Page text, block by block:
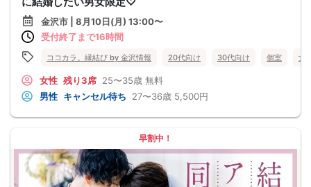
金沢市 | 8月10日(月) 13:00〜
受付終了まで16時間
ココカラ。縁結び by 金沢情報 20代向け 30代向け 個室 女
女性 残り3席 25〜35歳 無料
男性 キャンセル待ち 27〜36歳 5,500円
早割中！